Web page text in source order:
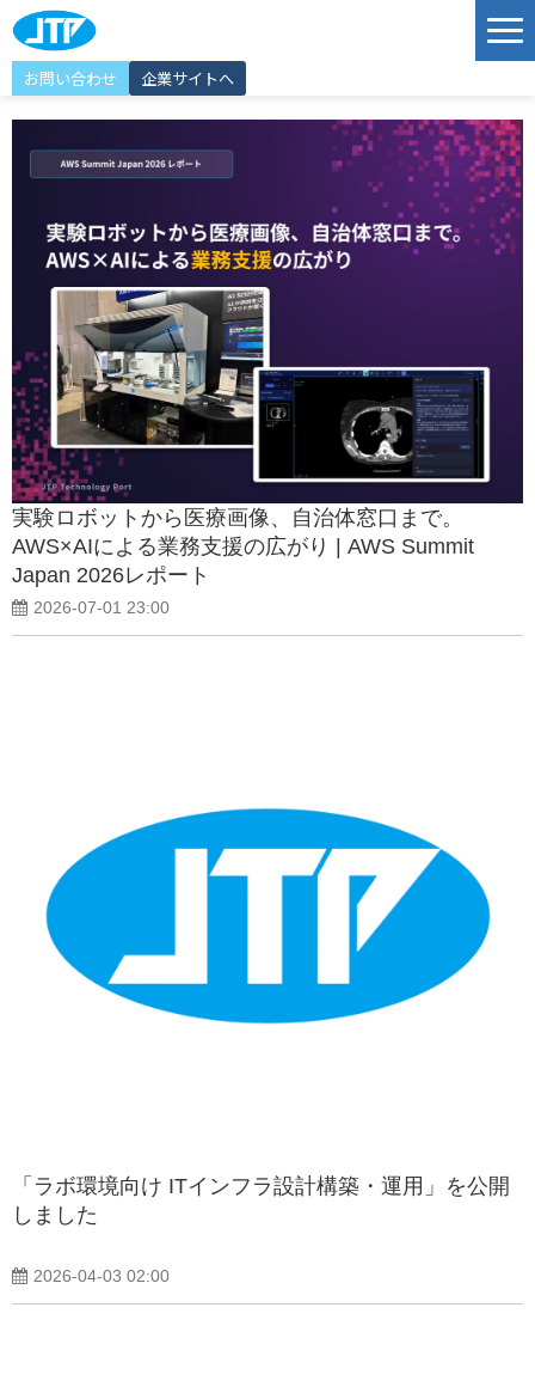
お問い合わせ 企業サイトへ
サービス
JTP Technology Port
エンジニア紹介
選ばれる理由
イベント情報
お知らせ
実験ロボットから医療画像、自治体窓口まで。
AWS×AIによる業務支援の広がり | AWS Summit
Japan 2026レポート
2026-07-01 23:00
「ラボ環境向け ITインフラ設計構築・運用」を公開
しました
2026-04-03 02:00